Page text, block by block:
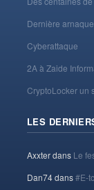
Dernière
Cyberattaque
2A à Zaide
CryptoLocker un
LES
Axxterdans Le
Dan74dans#E-